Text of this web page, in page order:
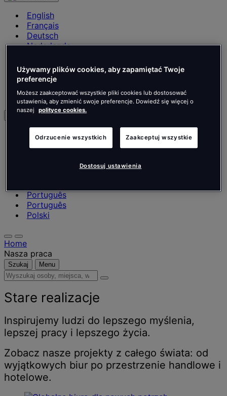
English
Français
Deutsch
Nederlands
Italiano
Português
Português
Polski
English
Português
Português
Polski
Home
Nasza praca
Szukaj Menu
Wyszukaj
miejsca,
wiadomości
i
informacje
Stare realizacje
Inspirujemy ludzi do lepszego myślenia,
lepszej pracy i lepszego życia.
Zobacz nasze projekty z całego świata: od
wyjątkowych biur po przestrzenie handlowe i
hotelowe.
Używamy plików cookies, aby zapamiętać Twoje
preferencje
Możesz zaakceptować wszystkie pliki cookies lub dostosować
ustawienia, aby zmienić swoje preferencje. Dowiedź się więcej o
naszej
polityce cookies.
Odrzucenie wszystkich Zaakceptuj wszystkie
Dostosuj ustawienia